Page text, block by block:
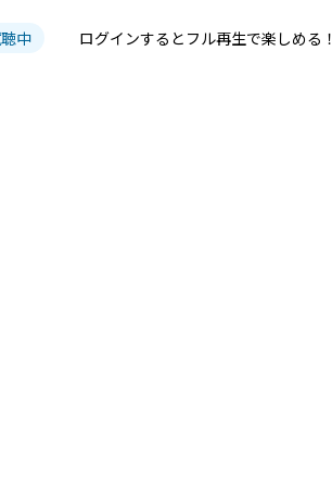
中 ログインするとフル再生で楽しめる！